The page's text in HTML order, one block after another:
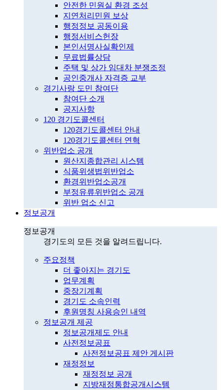
안전한 민원실 환경 조성
지연처리민원 보상
행정정보 공동이용
행정서비스헌장
본인서명사실확인제
무료법률상담
주택 및 상가 임대차 분쟁조정
공인중개사 자격증 교부
경기사랑 도민 참여단
참여단 소개
공지사항
120 경기도콜센터
120경기도콜센터 안내
120경기도콜센터 연혁
위반업소 공개
원산지종합관리 시스템
식품위생법위반업소
환경위반업소공개
부정유류위반업소 공개
위반 업소 신고
정보공개
정보공개
경기도의 모든 것을 알려드립니다.
주요정책
더 좋아지는 경기도
업무계획
중장기계획
경기도 소속인력
후원명칭 사용승인 내역
정보공개 제공
정보공개제도 안내
사전정보공표
사전정보공표 제안 게시판
재정정보
재정정보 공개
지방재정통합공개시스템